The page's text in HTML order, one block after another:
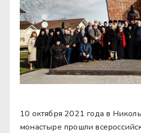
10 октября 2021 года в
монастыре прошли